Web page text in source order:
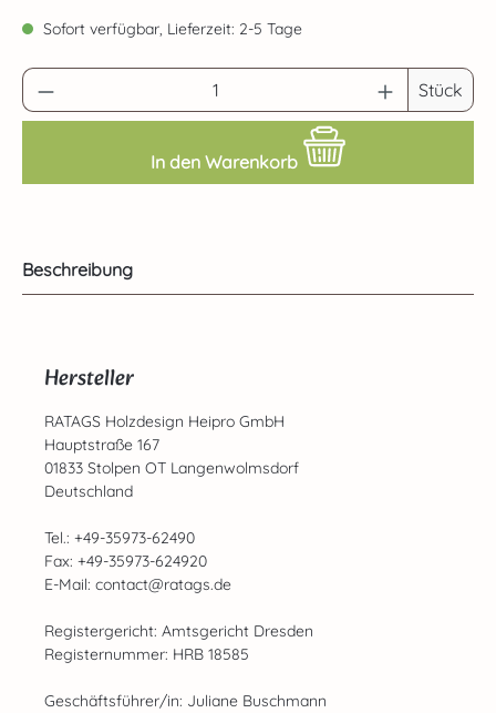
Sofort verfügbar, Lieferzeit: 2-5 Tage
Produkt Anzahl: Gib den gewünschtenStück
In den Warenkorb
Beschreibung
Hersteller
RATAGS Holzdesign Heipro GmbH
Hauptstraße 167
01833 Stolpen OT Langenwolmsdorf
Deutschland
Tel.: +49-35973-62490
Fax: +49-35973-624920
E-Mail: contact@ratags.de
Registergericht: Amtsgericht Dresden
Registernummer: HRB 18585
Geschäftsführer/in: Juliane Buschmann